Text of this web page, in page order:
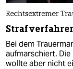
Rechtsextremer
Bei dem
aufmarschiert.
wollte aber nicht